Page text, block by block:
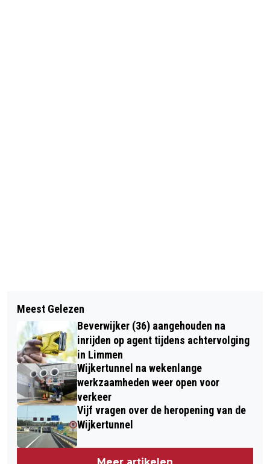
RANDSTAD ZORG EN NOVA COLLEGE
STARTEN OPLEIDING VERZORGENDE
VOOR ZIJ-INSTROMERS
HARDLOOPSTERS SLACHTOFFER VAN
AANRIJDINGEN EN STEEKPARTIJ
Meest Gelezen
Beverwijker (36) aangehouden na
inrijden op agent tijdens achtervolging
in Limmen
Wijkertunnel na wekenlange
werkzaamheden weer open voor
verkeer
Vijf vragen over de heropening van de
Wijkertunnel